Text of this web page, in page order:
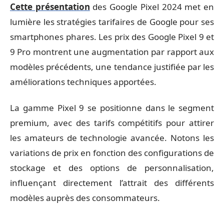
Cette présentation des Google Pixel 2024 met en
lumière les stratégies tarifaires de Google pour ses
smartphones phares. Les prix des Google Pixel 9 et
9 Pro montrent une augmentation par rapport aux
modèles précédents, une tendance justifiée par les
améliorations techniques apportées.
La gamme Pixel 9 se positionne dans le segment
premium, avec des tarifs compétitifs pour attirer
les amateurs de technologie avancée. Notons les
variations de prix en fonction des configurations de
stockage et des options de personnalisation,
influençant directement l’attrait des différents
modèles auprès des consommateurs.